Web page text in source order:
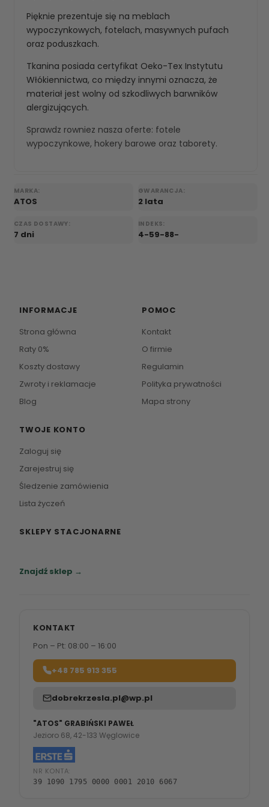
Pięknie prezentuje się na meblach
wypoczynkowych, fotelach, masywnych pufach
oraz poduszkach.
Tkanina posiada certyfikat Oeko-Tex Instytutu
Włókiennictwa, co między innymi oznacza, że
materiał jest wolny od szkodliwych barwników
alergizujących.
Sprawdz rowniez nasza oferte: fotele
wypoczynkowe, hokery barowe oraz taborety.
MARKA:
ATOS
GWARANCJA:
2 lata
CZAS DOSTAWY:
7 dni
INDEKS:
4-59-88-
INFORMACJE
Strona główna
Raty 0%
Koszty dostawy
Zwroty i reklamacje
Blog
POMOC
Kontakt
O firmie
Regulamin
Polityka prywatności
Mapa strony
TWOJE KONTO
Zaloguj się
Zarejestruj się
Śledzenie zamówienia
Lista życzeń
SKLEPY STACJONARNE
Znajdź sklep →
KONTAKT
Pon – Pt: 08:00 – 16:00
+48 785 913 355
dobrekrzesla.pl@wp.pl
"ATOS" GRABIŃSKI PAWEŁ
Jezioro 68, 42-133 Węglowice
NR KONTA:
39 1090 1795 0000 0001 2010 6067